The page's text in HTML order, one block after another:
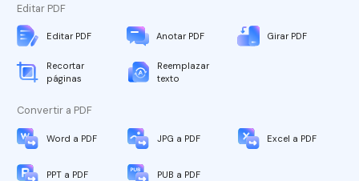
Editar PDF
Editar PDF Anotar PDF Girar PDF
Recortar
páginas
Reemplazar
texto
Convertir a PDF
Word a PDF JPG a PDF Excel a PDF
PPT a PDF PUB a PDF